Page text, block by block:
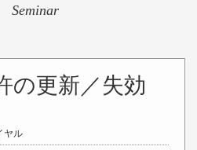
Seminar
の更新／失効
ヤル